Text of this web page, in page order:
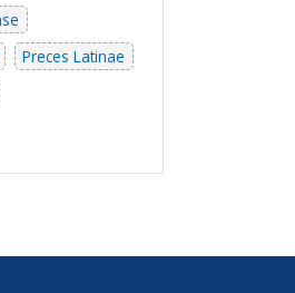
Preces Latinae